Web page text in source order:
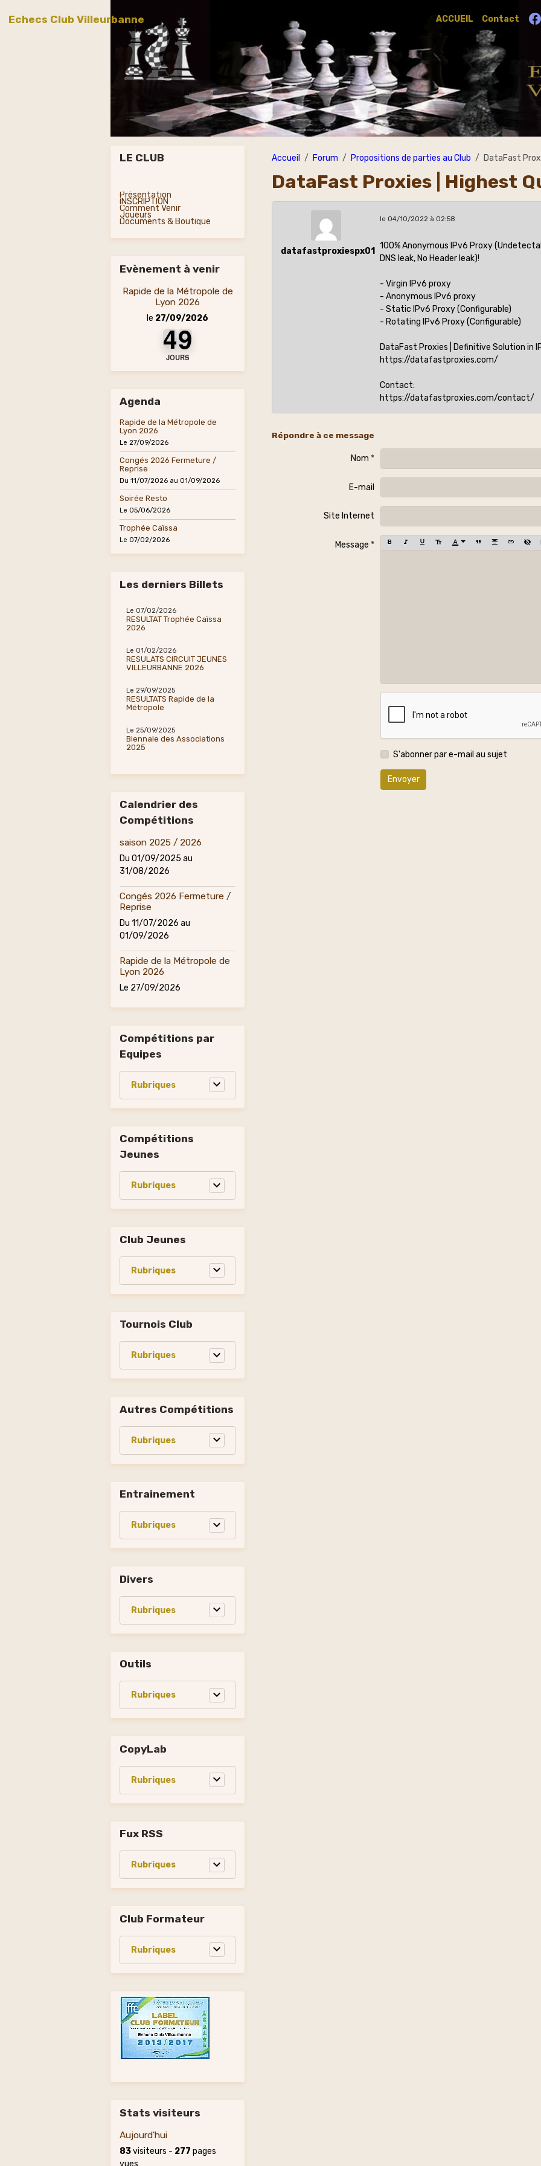
Echecs Club Villeurbanne ACCUEIL Contact
Accueil Forum Propositions de parties au Club DataFast
DataFast Proxies | Highest
datafastproxiespx01
le 04/10/2022 à 02:58
100% Anonymous IPv6 Proxy
DNS leak, No Header leak)!
- Virgin IPv6 proxy
- Anonymous IPv6 proxy
- Static IPv6 Proxy (Configurable)
- Rotating IPv6 Proxy (Configurable)
DataFast Proxies | Definitive Solution in
https://datafastproxies.com/
Contact:
https://datafastproxies.com/contact/
Répondre à ce message
Nom
E-mail
Site Internet
Message
S'abonner par e-mail au sujet
Envoyer
LE CLUB
Présentation
INSCRIPTION
Comment Venir
Joueurs
Documents & Boutique
Evènement à venir
Rapide de la Métropole de
Lyon 2026
le 27/09/2026
4
4
4
49
9
9
9
JOURS
Agenda
Rapide de la Métropole de
Lyon 2026
Le 27/09/2026
Congés 2026 Fermeture /
Reprise
Du 11/07/2026 au 01/09/2026
Soirée Resto
Le 05/06/2026
Trophée Caïssa
Le 07/02/2026
Les derniers Billets
Le 07/02/2026
RESULTAT Trophée Caïssa
2026
Le 01/02/2026
RESULATS CIRCUIT JEUNES
VILLEURBANNE 2026
Le 29/09/2025
RESULTATS Rapide de la
Métropole
Le 25/09/2025
Biennale des Associations
2025
Calendrier des
Compétitions
saison 2025 / 2026
Du 01/09/2025 au
31/08/2026
Congés 2026 Fermeture /
Reprise
Du 11/07/2026 au
01/09/2026
Rapide de la Métropole de
Lyon 2026
Le 27/09/2026
Compétitions par
Equipes
Compétitions
Jeunes
Club Jeunes
Tournois Club
Autres Compétitions
Entrainement
Divers
Outils
CopyLab
Fux RSS
Club Formateur
Stats visiteurs
Aujourd'hui
83visiteurs - 277 pages
vues